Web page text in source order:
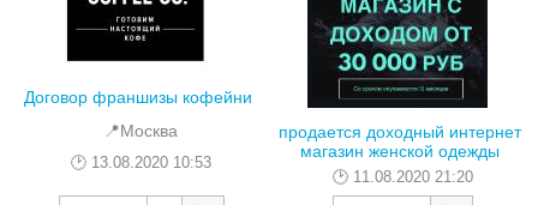
Договор франшизы кофейни
📍Москва
13.08.2020 10:53
продается доходный интернет
магазин женской одежды
11.08.2020 21:20